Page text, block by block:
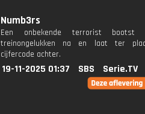
Numb3rs
Een onbekende terrorist bootst
treinongelukken na en laat ter
cijfercode achter.
19-11-2025 01:37 SBS Serie.TV